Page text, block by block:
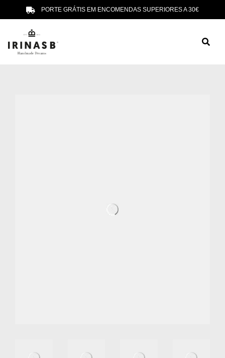
PORTE GRÁTIS EM ENCOMENDAS SUPERIORES A 30€